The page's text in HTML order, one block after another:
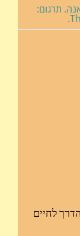
תרגום:
לחיים